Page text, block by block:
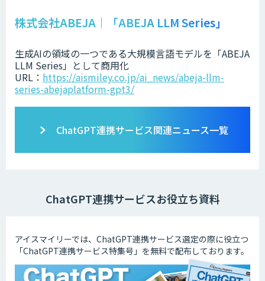
株式会社ABEJA｜「ABEJA LLM Series」
生成AIの領域の一つである大規模言語モデルを「ABEJA
LLM Series」として商用化
URL： https://aismiley.co.jp/ai_news/abeja-llm-
series-abejaplatform-gpt3/
ChatGPT連携サービス関連ニュース一覧
ChatGPT連携サービスお役立ち資料
アイスマイリーでは、ChatGPT連携サービス選定の際に役立つ
「ChatGPT連携サービス特集号」を無料で配布しております。